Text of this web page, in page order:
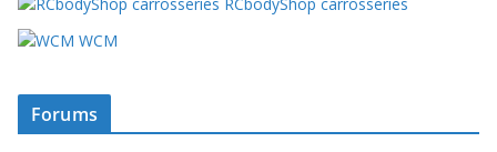
WCM
Forums